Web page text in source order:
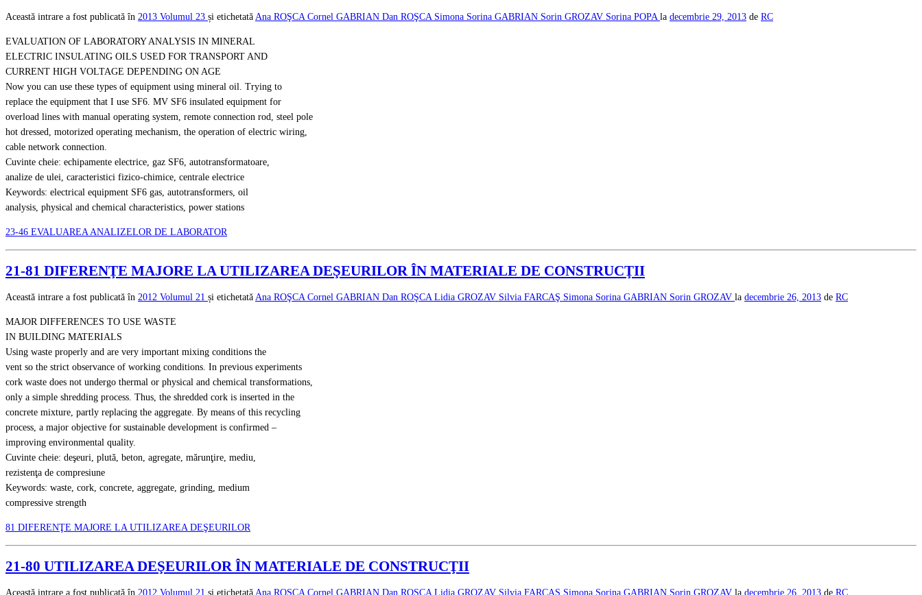
Această intrare a fost publicată în 2013 Volumul 23 și etichetată Ana ROŞCA Cornel GABRIAN Dan ROŞCA Simona Sorina GABRIAN Sorin GROZAV Sorina POPA la decembrie 29, 2013 de RC
EVALUATION OF LABORATORY ANALYSIS IN MINERAL
ELECTRIC INSULATING OILS USED FOR TRANSPORT AND
CURRENT HIGH VOLTAGE DEPENDING ON AGE
Now you can use these types of equipment using mineral oil. Trying to
replace the equipment that I use SF6. MV SF6 insulated equipment for
overload lines with manual operating system, remote connection rod, steel pole
hot dressed, motorized operating mechanism, the operation of electric wiring,
cable network connection.
Cuvinte cheie: echipamente electrice, gaz SF6, autotransformatoare,
analize de ulei, caracteristici fizico-chimice, centrale electrice
Keywords: electrical equipment SF6 gas, autotransformers, oil
analysis, physical and chemical characteristics, power stations
23-46 EVALUAREA ANALIZELOR DE LABORATOR
21-81 DIFERENŢE MAJORE LA UTILIZAREA DEŞEURILOR ÎN MATERIALE DE CONSTRUCŢII
Această intrare a fost publicată în 2012 Volumul 21 și etichetată Ana ROŞCA Cornel GABRIAN Dan ROŞCA Lidia GROZAV Silvia FARCAŞ Simona Sorina GABRIAN Sorin GROZAV la decembrie 26, 2013 de RC
MAJOR DIFFERENCES TO USE WASTE
IN BUILDING MATERIALS
Using waste properly and are very important mixing conditions the
vent so the strict observance of working conditions. In previous experiments
cork waste does not undergo thermal or physical and chemical transformations,
only a simple shredding process. Thus, the shredded cork is inserted in the
concrete mixture, partly replacing the aggregate. By means of this recycling
process, a major objective for sustainable development is confirmed –
improving environmental quality.
Cuvinte cheie: deşeuri, plută, beton, agregate, mărunţire, mediu,
rezistenţa de compresiune
Keywords: waste, cork, concrete, aggregate, grinding, medium
compressive strength
81 DIFERENŢE MAJORE LA UTILIZAREA DEŞEURILOR
21-80 UTILIZAREA DEŞEURILOR ÎN MATERIALE DE CONSTRUCŢII
Această intrare a fost publicată în 2012 Volumul 21 și etichetată Ana ROŞCA Cornel GABRIAN Dan ROŞCA Lidia GROZAV Silvia FARCAŞ Simona Sorina GABRIAN Sorin GROZAV la decembrie 26, 2013 de RC